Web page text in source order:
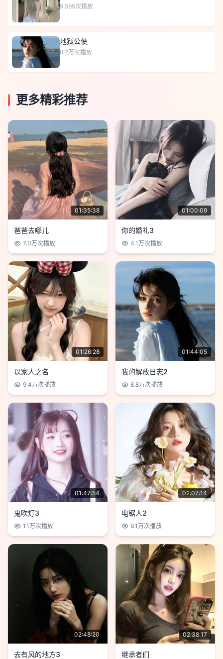
9,595次播放
地狱公使
8.2万次播放
更多精彩推荐
01:35:38
爸爸去哪儿
7.0万次播放
01:00:09
你的婚礼3
4.1万次播放
01:26:28
以家人之名
9.4万次播放
01:44:05
我的解放日志2
8.8万次播放
01:47:54
鬼吹灯3
1.1万次播放
02:07:14
电锯人2
9.1万次播放
02:48:20
去有风的地方3
02:38:17
继承者们